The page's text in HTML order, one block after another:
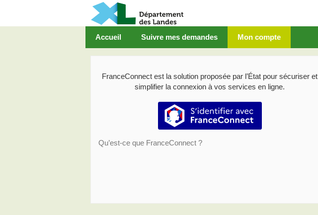
Accueil Suivre mes demandes Mon compte
FranceConnect est la solution proposée par l’État pour sécuriser et
simplifier la connexion à vos services en ligne.
S’identifier avec FranceConnect
Qu’est-ce que FranceConnect ?